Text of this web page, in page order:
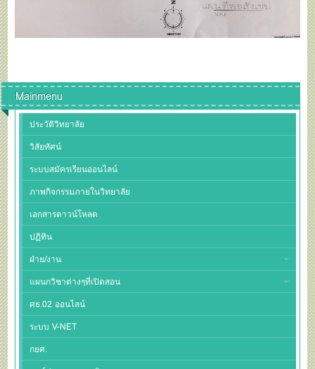
Mainmenu
ประวัติวิทยาลัย
วิสัยทัศน์
ระบบสมัครเรียนออนไลน์
ภาพกิจกรรมภายในวิทยาลัย
เอกสารดาวน์โหลด
ปฏิทิน
ฝ่าย/งาน
แผนกวิชาต่างๆที่เปิดสอน
ศธ.02 ออนไลน์
ระบบ V-NET
กยศ.